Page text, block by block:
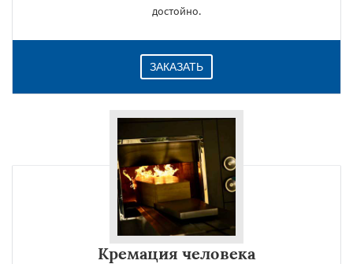
достойно.
ЗАКАЗАТЬ
Кремация человека